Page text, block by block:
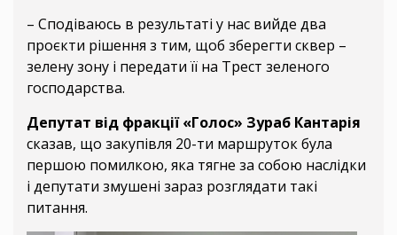
– Сподіваюсь в результаті у нас вийде два
проєкти рішення з тим, щоб зберегти сквер –
зелену зону і передати її на Трест зеленого
господарства.
Депутат від фракції «Голос» Зураб Кантарія
сказав, що закупівля 20-ти маршруток була
першою помилкою, яка тягне за собою наслідки
і депутати змушені зараз розглядати такі
питання.